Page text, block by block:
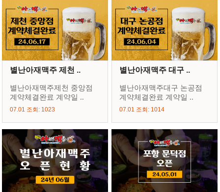
별난아재맥주 제천 ..
별난아재맥주제천 중앙점
계약체결완료 계약일 ..
07.01 조회: 1023
별난아재맥주 대구 ..
별난아재맥주대구 논공점
계약체결완료 계약일 ..
07.01 조회: 1014